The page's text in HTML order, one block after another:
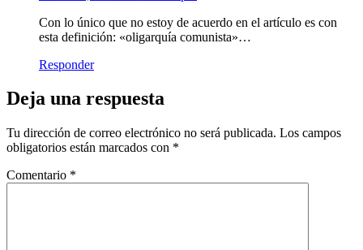
Con lo único que no estoy de acuerdo en el artículo es con
esta definición: «oligarquía comunista»…
Responder
Deja una respuesta
Tu dirección de correo electrónico no será publicada. Los campos
obligatorios están marcados con *
Comentario *